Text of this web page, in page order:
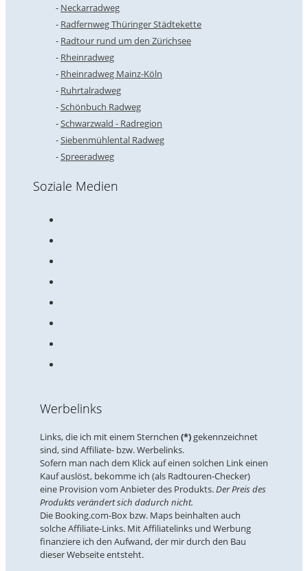
Neckarradweg
Radfernweg Thüringer Städtekette
Radtour rund um den Zürichsee
Rheinradweg
Rheinradweg Mainz-Köln
Ruhrtalradweg
Schönbuch Radweg
Schwarzwald - Radregion
Siebenmühlental Radweg
Spreeradweg
Soziale Medien
Werbelinks
Links, die ich mit einem Sternchen (*)gekennzeichnet
sind, sind Affiliate- bzw. Werbelinks.
Sofern man nach dem Klick auf einen solchen Link einen
Kauf auslöst, bekomme ich (als Radtouren-Checker)
eine Provision vom Anbieter des Produkts.Der Preis des
Produkts verändert sich dadurch nicht.
Die Booking.com-Box bzw. Maps beinhalten auch
solche Affiliate-Links. Mit Affiliatelinks und Werbung
finanziere ich den Aufwand, der mir durch den Bau
dieser Webseite entsteht.